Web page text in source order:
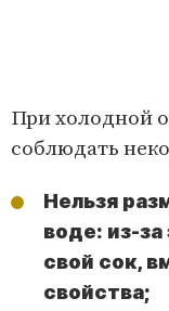
При холодной
соблюдать
Нельзя
воде: из-
свой сок,
свойства;